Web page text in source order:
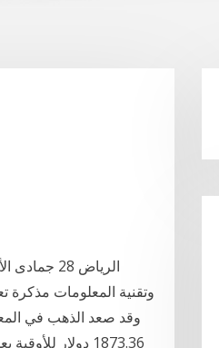
وتقنية المعلومات مذكرة